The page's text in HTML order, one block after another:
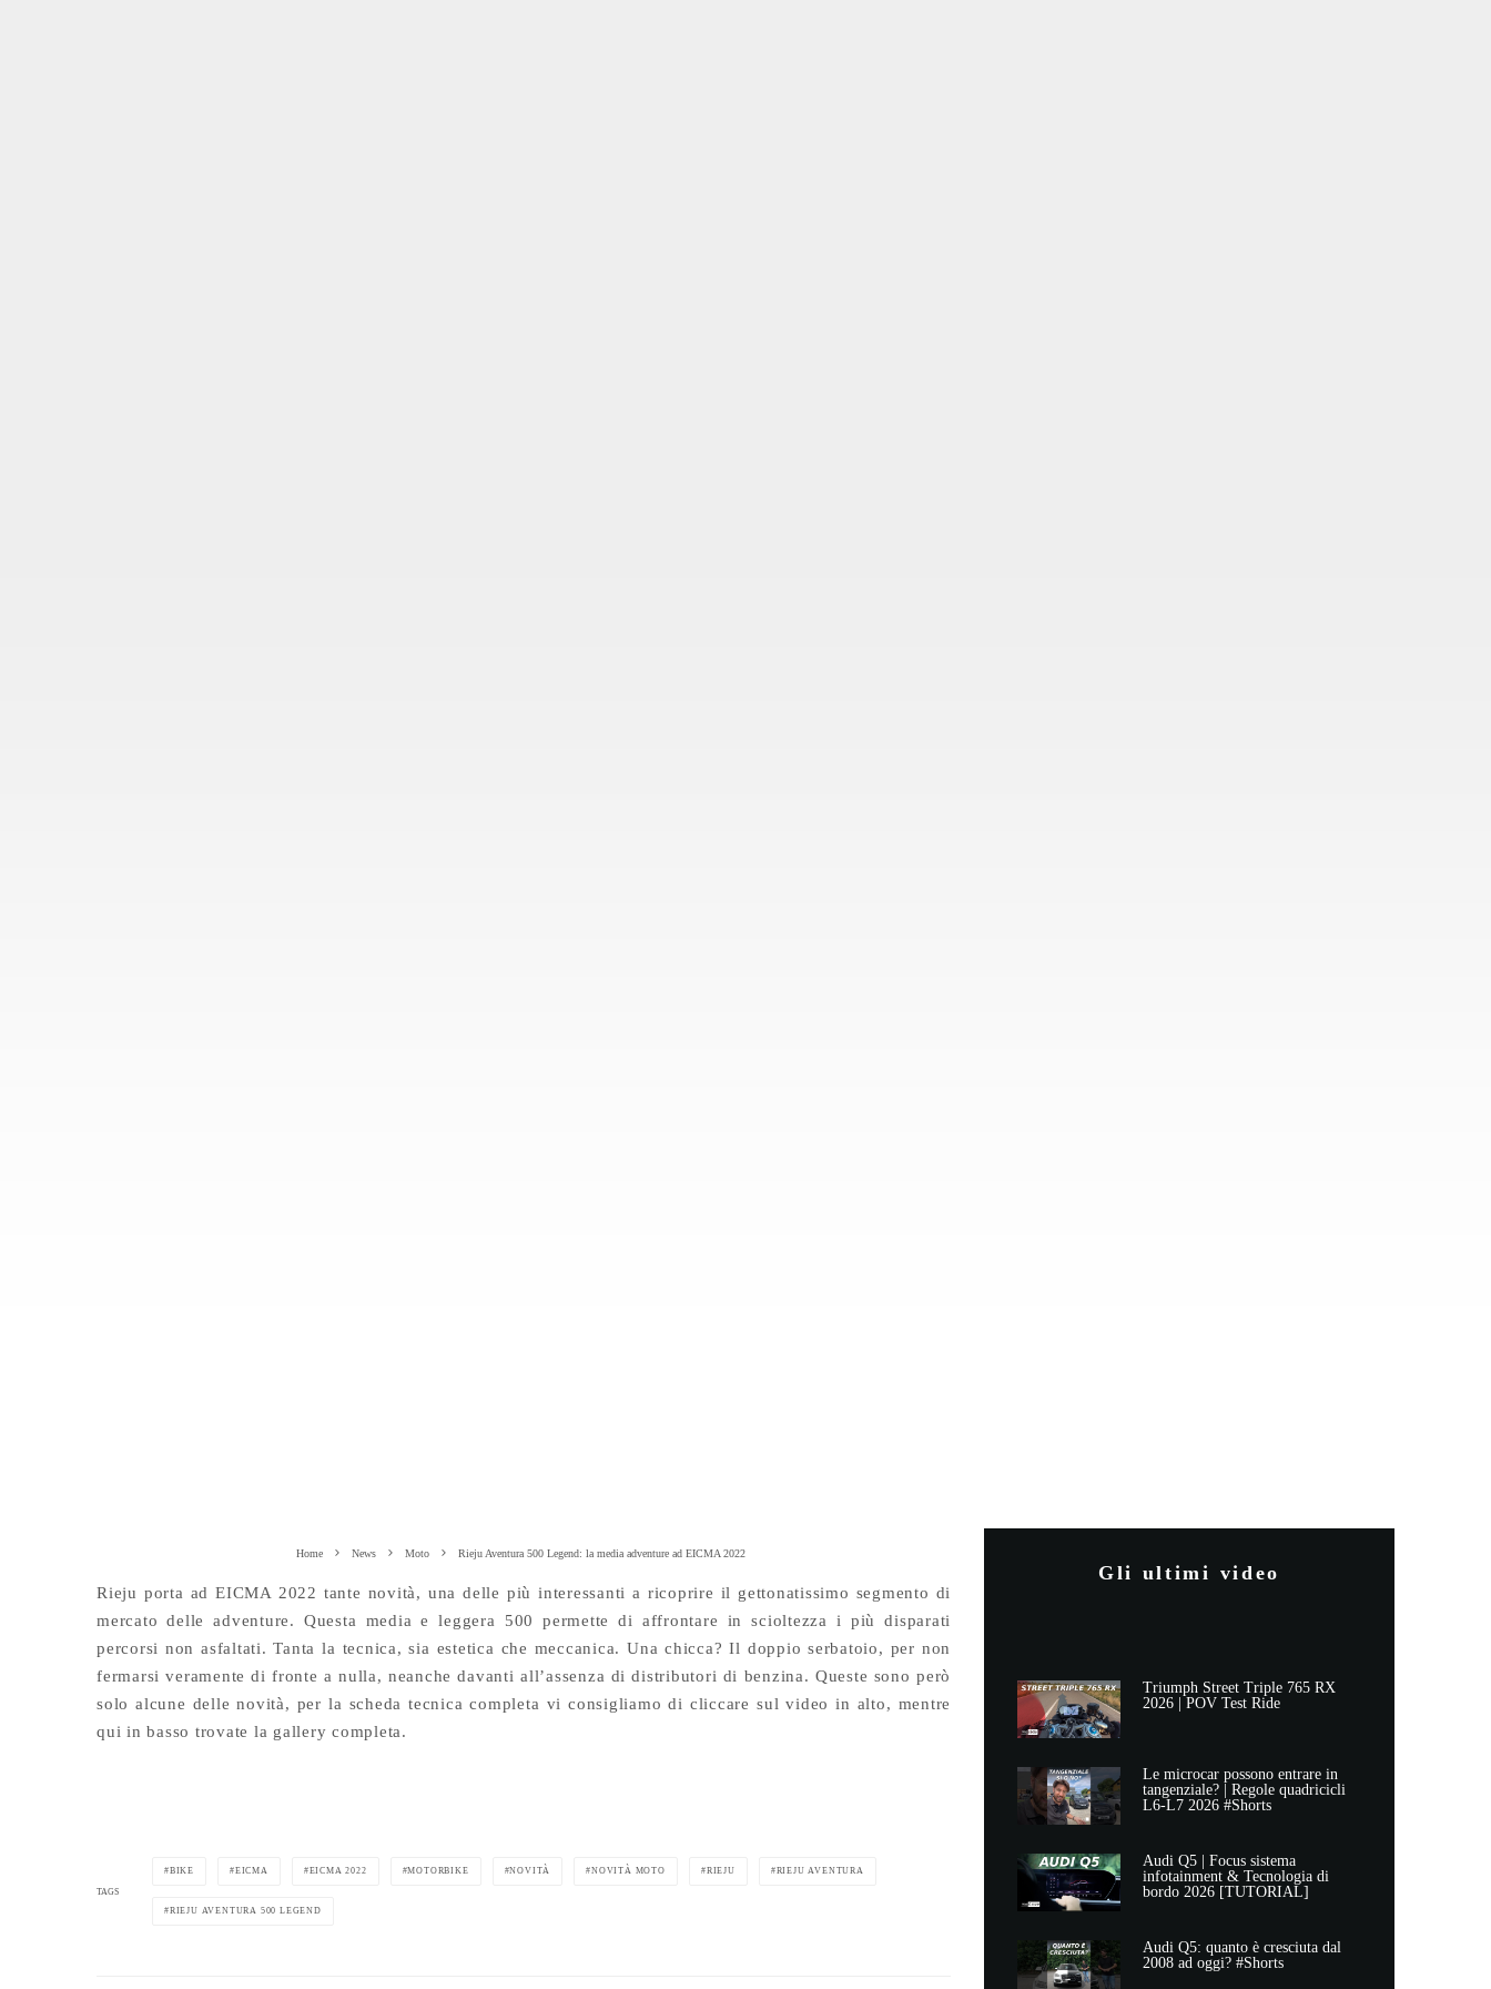
Home News Moto Rieju Aventura 500 Legend: la media adventure ad EICMA 2022
Rieju porta ad EICMA 2022 tante novità, una delle più interessanti a ricoprire il gettonatissimo segmento di
mercato delle adventure. Questa media e leggera 500 permette di affrontare in scioltezza i più disparati
percorsi non asfaltati. Tanta la tecnica, sia estetica che meccanica. Una chicca? Il doppio serbatoio, per non
fermarsi veramente di fronte a nulla, neanche davanti all’assenza di distributori di benzina. Queste sono però
solo alcune delle novità, per la scheda tecnica completa vi consigliamo di cliccare sul video in alto, mentre
qui in basso trovate la gallery completa.
TAGS
BIKE EICMA EICMA 2022 MOTORBIKE NOVITÀ NOVITÀ MOTO RIEJU RIEJU AVENTURA
RIEJU AVENTURA 500 LEGEND
Gli ultimi video
Triumph Street Triple 765 RX
2026 | POV Test Ride
Le microcar possono entrare in
tangenziale? | Regole quadricicli
L6-L7 2026 #Shorts
Audi Q5 | Focus sistema
infotainment & Tecnologia di
bordo 2026 [TUTORIAL]
Audi Q5: quanto è cresciuta dal
2008 ad oggi? #Shorts